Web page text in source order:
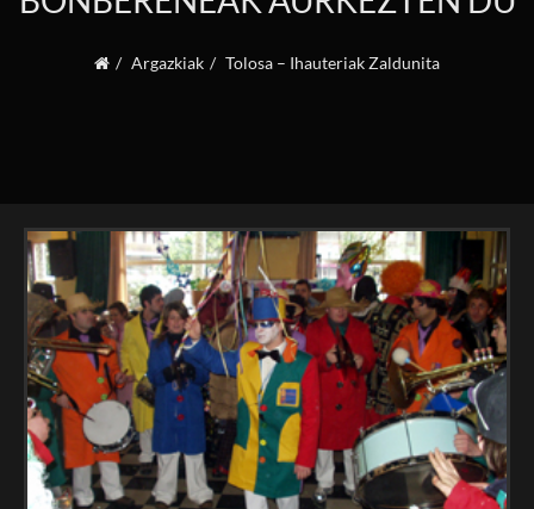
Argazkiak Tolosa – Ihauteriak Zaldunita